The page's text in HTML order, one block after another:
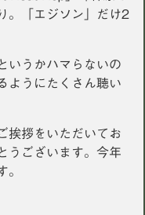
。「エジソン」だけ2
いうかハマらないの
ようにたくさん聴い
挨拶をいただいてお
うございます。今年
。